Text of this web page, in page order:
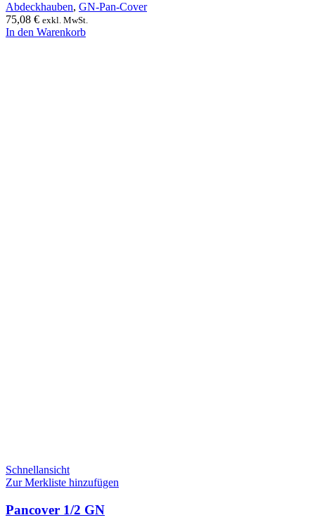
Abdeckhauben, GN-Pan-Cover
75,08 € exkl. MwSt.
In den Warenkorb
Schnellansicht
Zur Merkliste hinzufügen
Pancover 1/2 GN